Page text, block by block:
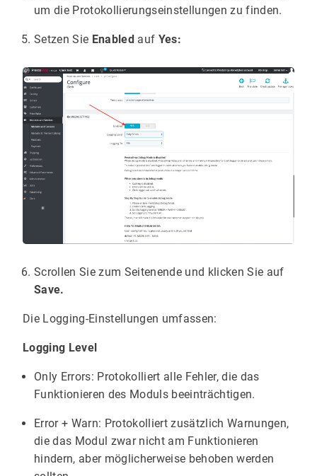
um die Protokollierungseinstellungen zu finden.
Setzen Sie Enabledauf Yes:
Scrollen Sie zum Seitenende und klicken Sie auf
Save.
Die Logging-Einstellungen umfassen:
Logging Level
Only Errors: Protokolliert alle Fehler, die das
Funktionieren des Moduls beeinträchtigen.
Error + Warn: Protokolliert zusätzlich Warnungen,
die das Modul zwar nicht am Funktionieren
hindern, aber möglicherweise behoben werden